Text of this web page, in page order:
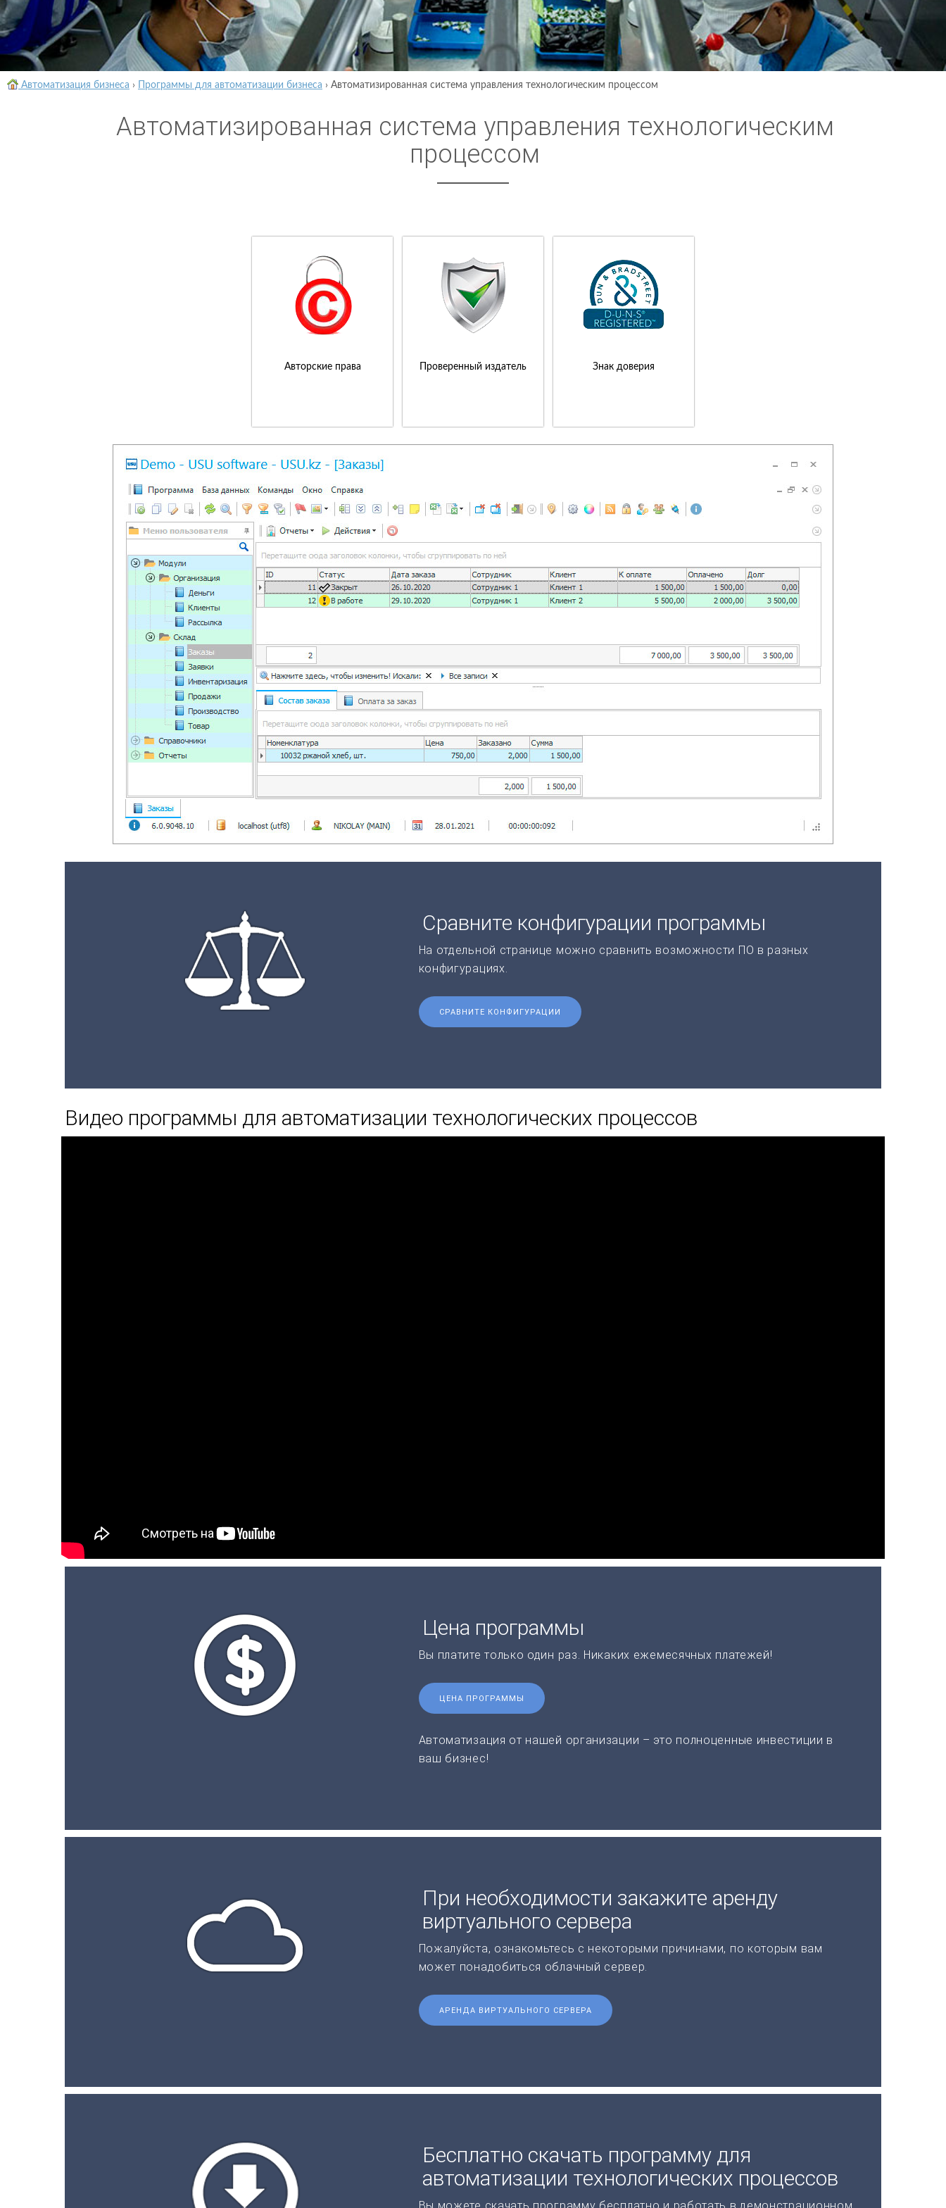
Автоматизация бизнеса › Программы для автоматизации бизнеса › Автоматизированная система управления технологическим процессом
Автоматизированная система управления технологическим
процессом
Авторские права Проверенный издатель Знак доверия
Сравните конфигурации программы
На отдельной странице можно сравнить возможности ПО в разных
конфигурациях.
СРАВНИТЕ КОНФИГУРАЦИИ
Видео программы для автоматизации технологических процессов
Цена программы
Вы платите только один раз. Никаких ежемесячных платежей!
ЦЕНА ПРОГРАММЫ
Автоматизация от нашей организации – это полноценные инвестиции в
ваш бизнес!
При необходимости закажите аренду
виртуального сервера
Пожалуйста, ознакомьтесь с некоторыми причинами, по которым вам
может понадобиться облачный сервер.
АРЕНДА ВИРТУАЛЬНОГО СЕРВЕРА
Бесплатно скачать программу для
автоматизации технологических процессов
Вы можете скачать программу бесплатно и работать в демонстрационном